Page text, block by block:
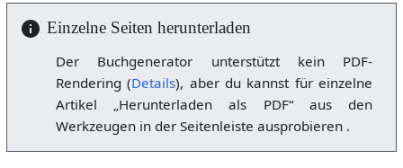
Einzelne Seiten herunterladen
Der Buchgenerator unterstützt kein PDF-
Rendering (Details), aber du kannst für einzelne
Artikel „Herunterladen als PDF“ aus den
Werkzeugen in der Seitenleiste ausprobieren .